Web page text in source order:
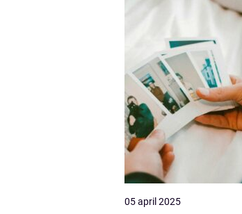
05 april 2025